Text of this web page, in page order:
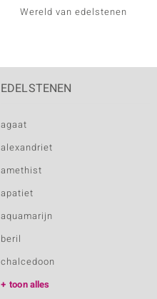
Wereld van edelstenen
EDELSTENEN
agaat
alexandriet
amethist
apatiet
aquamarijn
beril
chalcedoon
toon alles